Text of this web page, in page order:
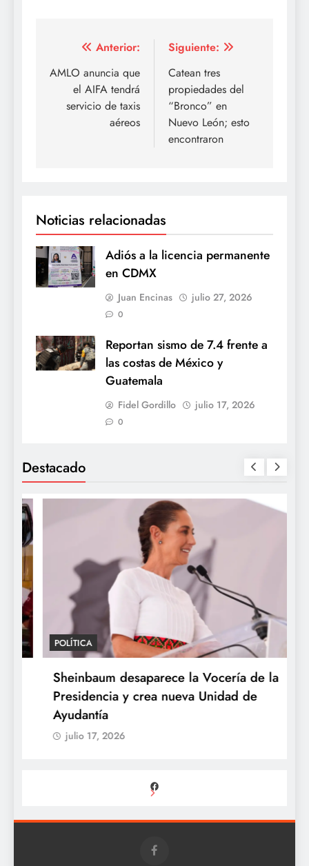
Navegación
de
entradas
Anterior:
AMLO anuncia que
el AIFA tendrá
servicio de taxis
aéreos
Siguiente:
Catean tres
propiedades del
“Bronco” en
Nuevo León; esto
encontraron
Noticias relacionadas
Adiós a la licencia permanente
en CDMX
Juan Encinas julio 27, 2026
0
Reportan sismo de 7.4 frente a
las costas de México y
Guatemala
Fidel Gordillo julio 17, 2026
0
Destacado
POLÍTICA
Sheinbaum desaparece la Vocería de la
Presidencia y crea nueva Unidad de
Ayudantía
julio 17, 2026